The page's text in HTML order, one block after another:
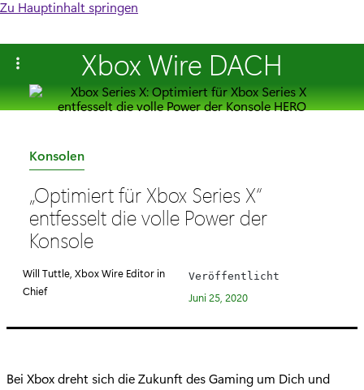
Zu Hauptinhalt springen
Xbox Wire DACH
K
t
e
g
r
e
Konsolen
„Optimiert für Xbox Series X“
entfesselt die volle Power der
Konsole
Will Tuttle, Xbox Wire Editor in
Chief
Veröffentlicht
Juni 25, 2020
Bei Xbox dreht sich die Zukunft des Gaming um Dich und